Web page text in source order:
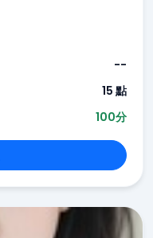
--
15 點
100分